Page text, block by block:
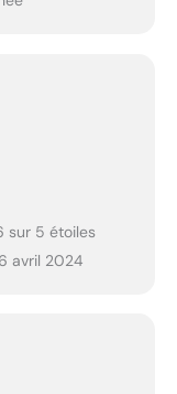
sur 5 étoiles
avril 2024